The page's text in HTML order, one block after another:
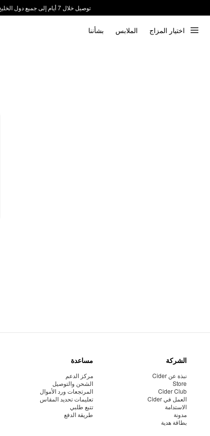
توصيل خلال 7 أيام إلى جميع دول الخليج
اختيار المزاج الملابس بشأننا
الشركة
نبذة عن Cider
Store
Cider Club
العمل في Cider
الاستدامة
مدونة
بطاقة هدية
مساعدة
مركز الدعم
الشحن والتوصيل
المرتجعات ورد الأموال
تعليمات تحديد المقاس
تتبع طلبي
طريقة الدفع